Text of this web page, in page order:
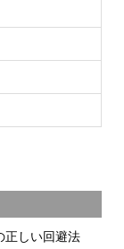
正しい回避法